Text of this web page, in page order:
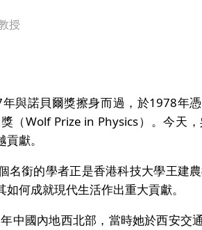
授
與諾貝爾獎擦身而過，於1978年
（Wolf Prize in Physics）。今天
獻。
名銜的學者正是香港科技大學王建
何成就現代生活作出重大貢獻。
中國內地西北部，當時她於西安交